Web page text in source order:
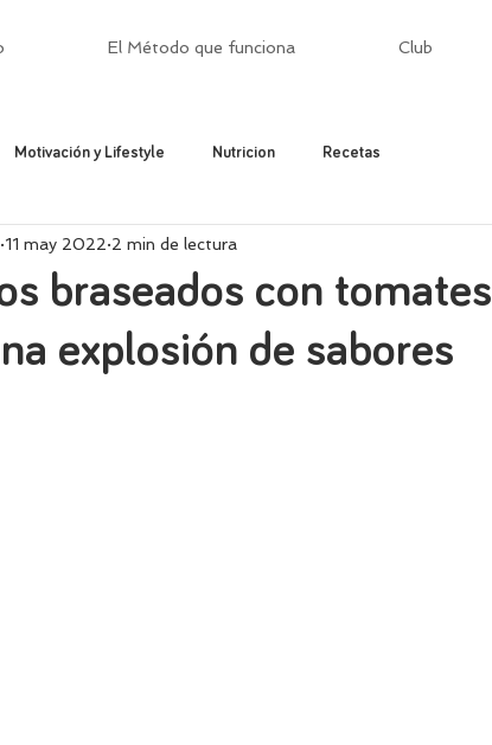
El Método que funciona Club
Motivación y Lifestyle Nutricion Recetas
braseados con
explosión de sabores
11 may 2022 2 min de lectura